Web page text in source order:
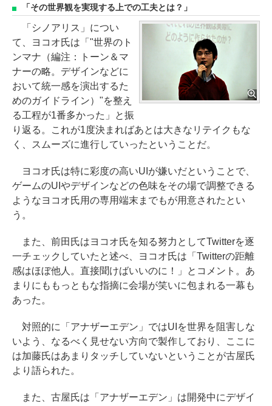
「その世界観を実現する上での工夫とは？」
「シノアリス」につい
て、ヨコオ氏は「"世界のト
ンマナ（編注：トーン＆マ
ナーの略。デザインなどに
おいて統一感を演出するた
めのガイドライン）"を整え
る工程が1番多かった」と振
り返る。これが1度決まればあとは大きなリテイクもな
く、スムーズに進行していったということだ。
ヨコオ氏は特に彩度の高いUIが嫌いだということで、
ゲームのUIやデザインなどの色味をその場で調整できる
ようなヨコオ氏用の専用端末までもが用意されたとい
う。
また、前田氏はヨコオ氏を知る努力としてTwitterを逐
一チェックしていたと述べ、ヨコオ氏は「Twitterの距離
感はほぼ他人。直接聞けばいいのに！」とコメント。あ
まりにももっともな指摘に会場が笑いに包まれる一幕も
あった。
対照的に「アナザーエデン」ではUIを世界を阻害しな
いよう、なるべく見せない方向で製作しており、ここに
は加藤氏はあまりタッチしていないということが古屋氏
より語られた。
また、古屋氏は「アナザーエデン」は開発中にデザイ